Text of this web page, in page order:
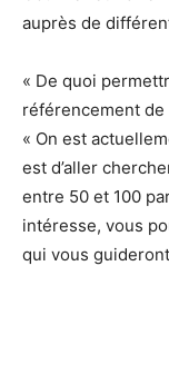
auprès de
« De quoi
référencement
« On est
est d’aller
entre 50 et 100
intéresse, vous
qui vous